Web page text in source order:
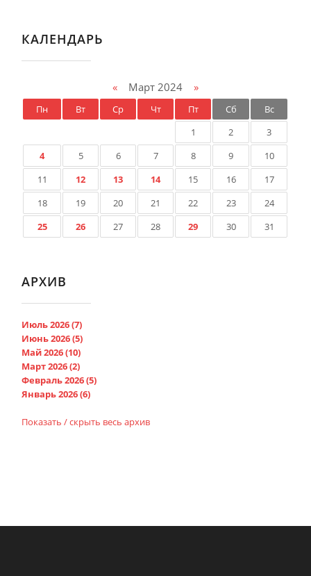
КАЛЕНДАРЬ
«Март 2024 »
Пн Вт Ср Чт Пт Сб
Вс
1
2
3
4
5 6 7 8 9
10
11
12 13 14 15 16
17
18
19 20 21 22 23
24
25
26 27 28 29 30 31
АРХИВ
Июль 2026 (7)
Июнь 2026 (5)
Май 2026 (10)
Март 2026 (2)
Февраль 2026 (5)
Январь 2026 (6)
Показать / скрыть весь архив